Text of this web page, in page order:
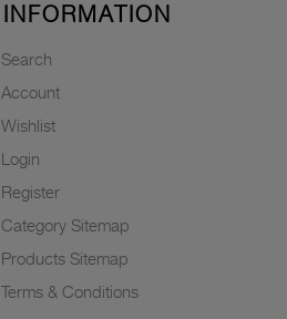
INFORMATION
Search
Account
Wishlist
Login
Register
Category Sitemap
Products Sitemap
Terms & Conditions